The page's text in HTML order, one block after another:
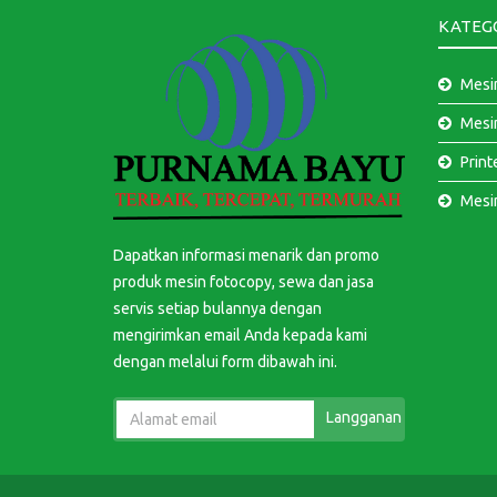
Dapatkan informasi menarik dan promo
produk mesin fotocopy, sewa dan jasa
servis setiap bulannya dengan
mengirimkan email Anda kepada kami
dengan melalui form dibawah ini.
Langganan